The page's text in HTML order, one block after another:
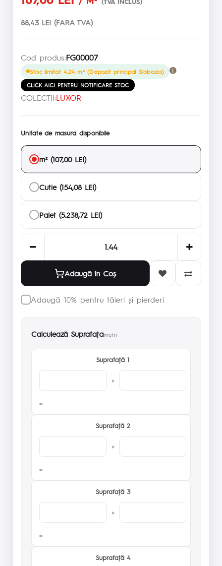
88,43 LEI (FARA TVA)
Cod produs:FG00007
Stoc limitat 4.24 m² (Depozit principal Slobozia)
CLICK AICI PENTRU NOTIFICARE STOC
COLECTII:LUXOR
Unitate de masura disponibile
m² (107,00 LEI)
Cutie (154,08 LEI)
Palet (5.238,72 LEI)
Adaugă în Coş
Adaugă 10% pentru tăieri și pierderi
Calculează Suprafaţametri
Suprafaţă 1
×
Suprafaţă 2
×
Suprafaţă 3
×
Suprafaţă 4